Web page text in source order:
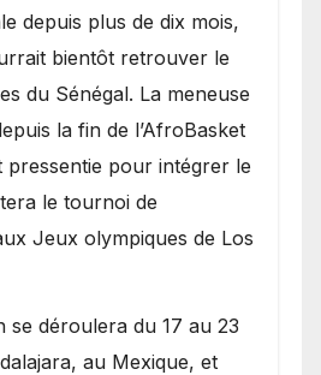
depuis plus de dix mois,
bientôt retrouver le
du Sénégal. La meneuse
la fin de l’AfroBasket
pressentie pour intégrer le
le tournoi de
Jeux olympiques de Los
se déroulera du 17 au 23
au Mexique, et